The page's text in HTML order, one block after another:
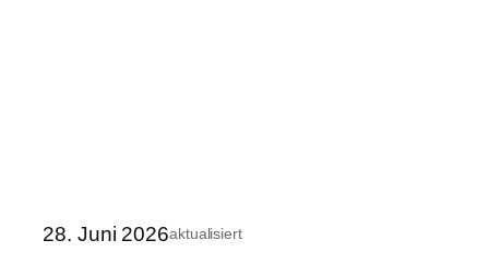
28. Juni 2026aktualisiert